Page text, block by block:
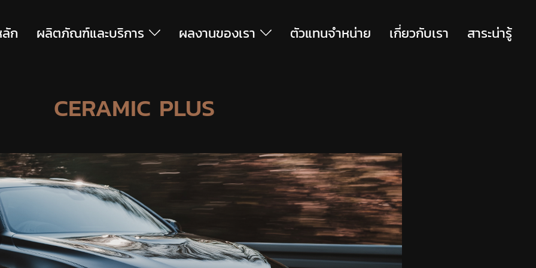
ก ผลิตภัณฑ์และบริการ ผลงานของเรา ตัวแทนจำหน่าย เกี่ยวกับเรา สาระน่ารู้
CERAMIC PLUS